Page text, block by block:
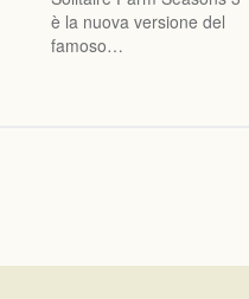
è la nuova versione del
famoso…